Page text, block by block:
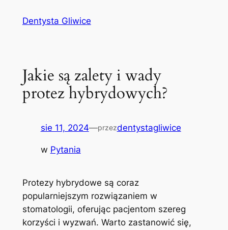
Dentysta Gliwice
Jakie są zalety i wady
protez hybrydowych?
sie 11, 2024—przezdentystagliwice
w Pytania
Protezy hybrydowe są coraz
popularniejszym rozwiązaniem w
stomatologii, oferując pacjentom szereg
korzyści i wyzwań. Warto zastanowić się,